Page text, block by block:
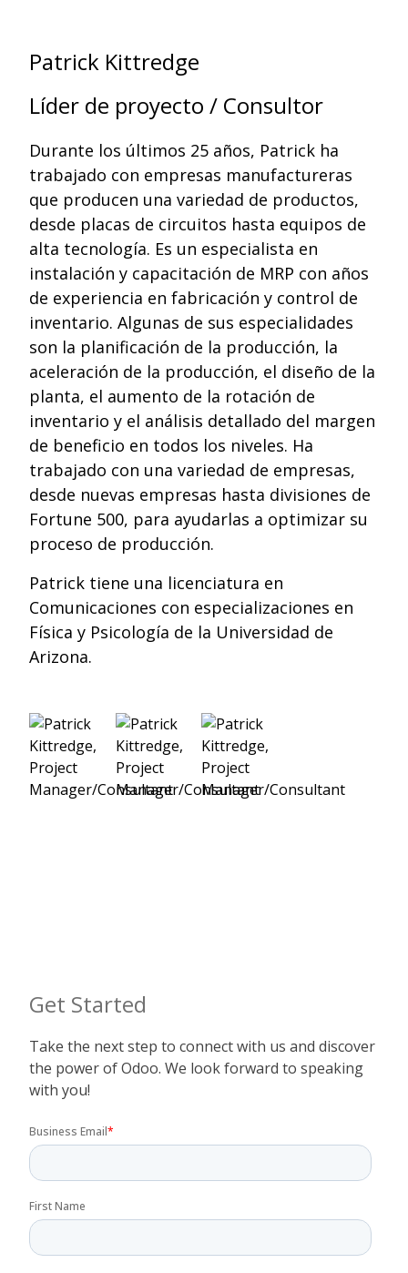
Patrick Kittredge
Líder de proyecto / Consultor
Durante los últimos 25 años, Patrick ha
trabajado con empresas manufactureras
que producen una variedad de productos,
desde placas de circuitos hasta equipos de
alta tecnología. Es un especialista en
instalación y capacitación de MRP con años
de experiencia en fabricación y control de
inventario. Algunas de sus especialidades
son la planificación de la producción, la
aceleración de la producción, el diseño de la
planta, el aumento de la rotación de
inventario y el análisis detallado del margen
de beneficio en todos los niveles. Ha
trabajado con una variedad de empresas,
desde nuevas empresas hasta divisiones de
Fortune 500, para ayudarlas a optimizar su
proceso de producción.
Patrick tiene una licenciatura en
Comunicaciones con especializaciones en
Física y Psicología de la Universidad de
Arizona.
Get Started
Take the next step to connect with us and discover
the power of Odoo. We look forward to speaking
with you!